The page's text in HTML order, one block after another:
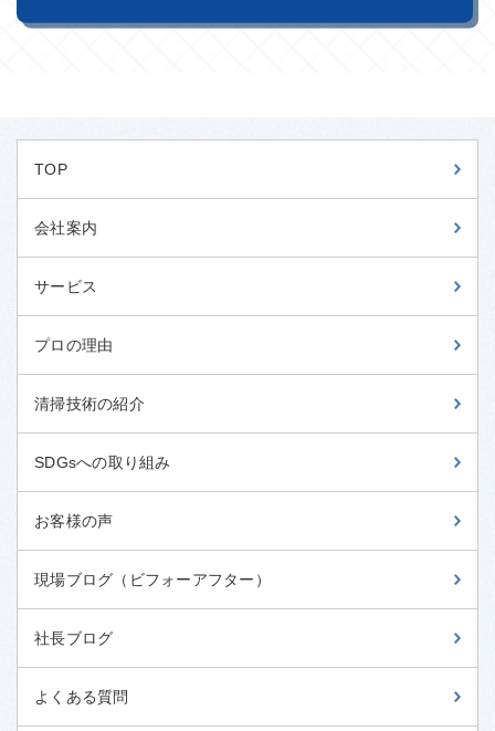
TOP
会社案内
サービス
プロの理由
清掃技術の紹介
SDGsへの取り組み
お客様の声
現場ブログ（ビフォーアフター）
社長ブログ
よくある質問